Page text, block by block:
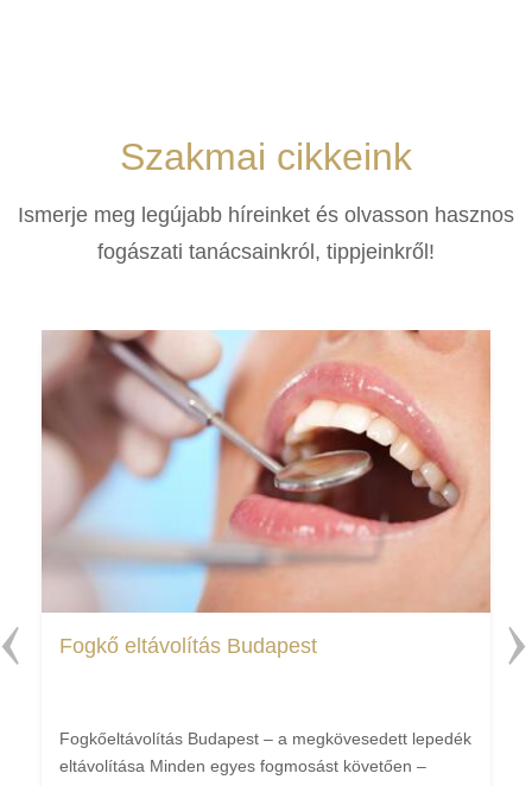
Szakmai cikkeink
Ismerje meg legújabb híreinket és olvasson hasznos
fogászati tanácsainkról, tippjeinkről!
Fogkő eltávolítás Budapest
Fogkőeltávolítás Budapest – a megkövesedett lepedék
eltávolítása Minden egyes fogmosást követően –